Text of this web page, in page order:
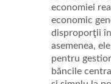
economiei
economic
disproporţii
asemenea,
pentru
băncile